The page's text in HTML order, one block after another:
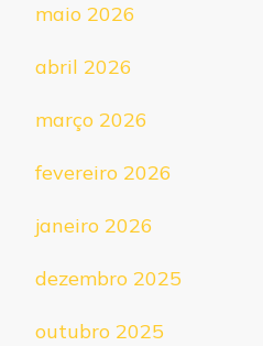
maio 2026
abril 2026
março 2026
fevereiro 2026
janeiro 2026
dezembro 2025
outubro 2025